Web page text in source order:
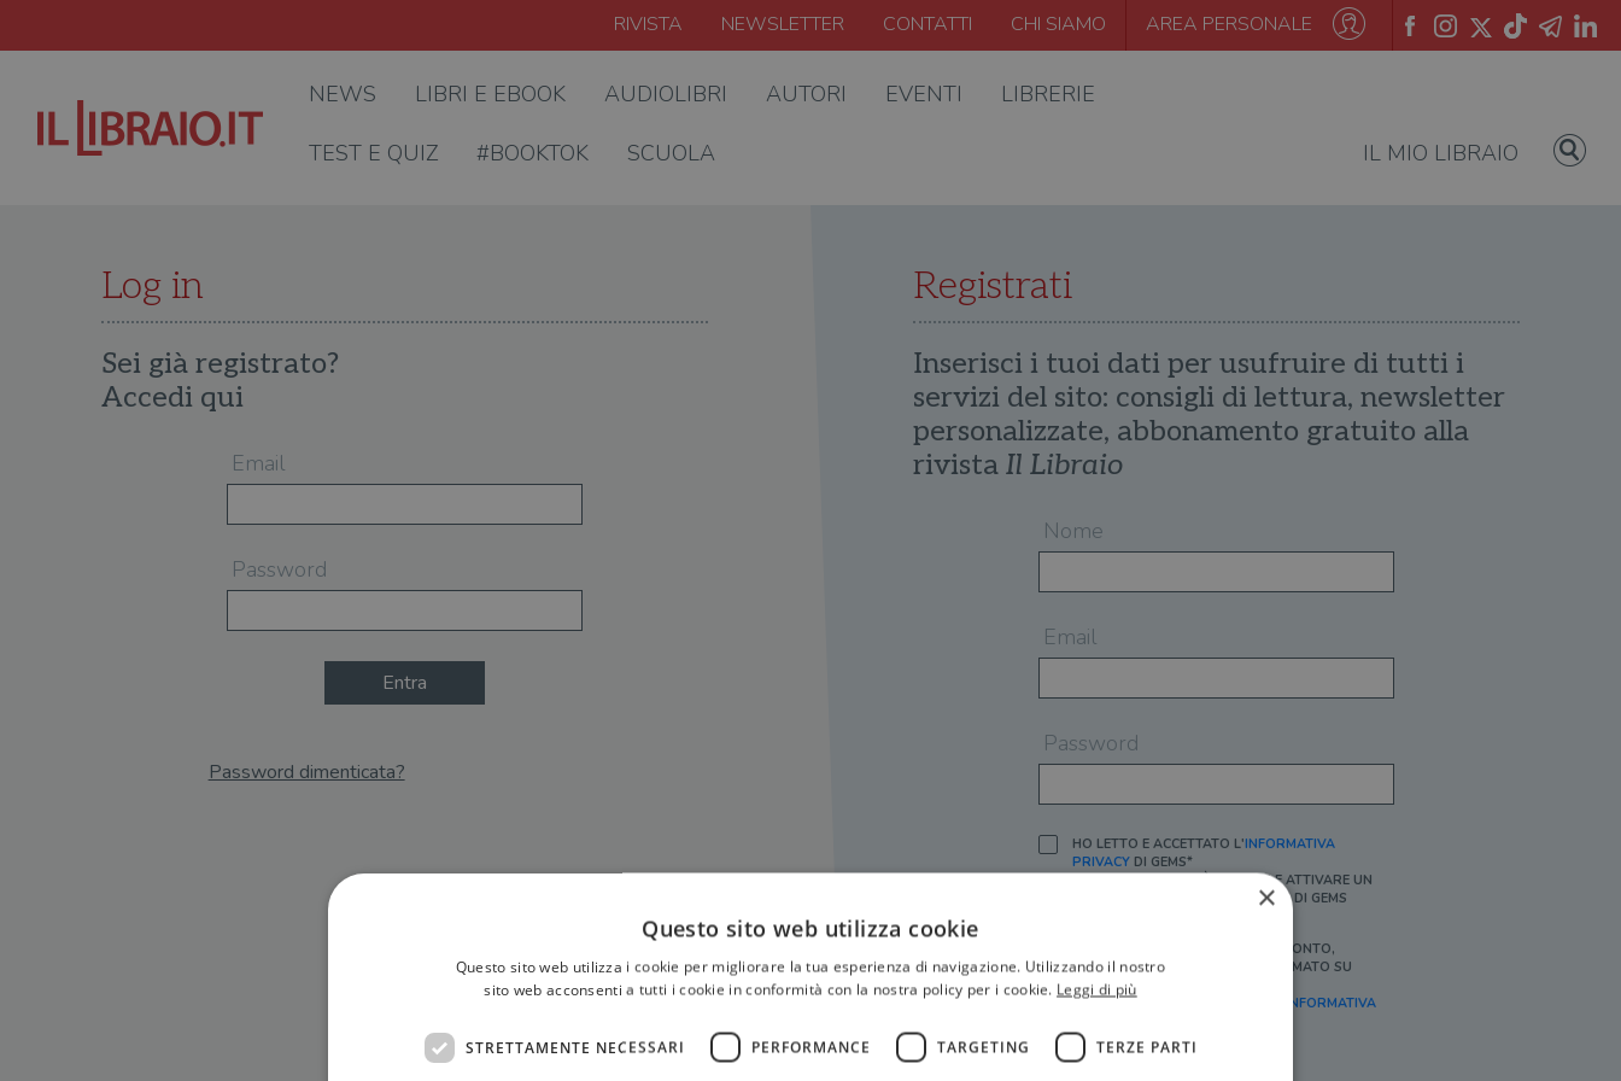
RIVISTA NEWSLETTER CONTATTI CHI SIAMO AREA PERSONALE
NEWS LIBRI E EBOOK AUDIOLIBRI AUTORI EVENTI LIBRERIE
TEST E QUIZ #BOOKTOK SCUOLA IL MIO LIBRAIO
Log in
Sei già registrato?
Accedi qui
Email
Password
Entra
Password dimenticata?
Registrati
Inserisci i tuoi dati per usufruire di tutti i
servizi del sito: consigli di lettura, newsletter
personalizzate, abbonamento gratuito alla
rivista Il Libraio
Nome
Email
Password
HO LETTO E ACCETTATO L'INFORMATIVA
PRIVACYDI GEMS*
IN MANCANZA NON È POSSIBILE ATTIVARE UN
ACCOUNT E/O RICEVERE I SERVIZI DI GEMS
SÌ, DESIDERO RICEVERE BUONI SCONTO,
OFFERTE SPECIALI, ESSERE INFORMATO SU
PROMOZIONI E NOVITÀ.
[FINALITÀ MARKETING, ART.2 (E),
INFORMATIVA
×
Questo sito web utilizza cookie
Questo sito web utilizza i cookie per migliorare la tua esperienza di navigazione. Utilizzando il nostro
sito web acconsenti a tutti i cookie in conformità con la nostra policy per i cookie. Leggi di più
STRETTAMENTE NECESSARI PERFORMANCE TARGETING TERZE PARTI